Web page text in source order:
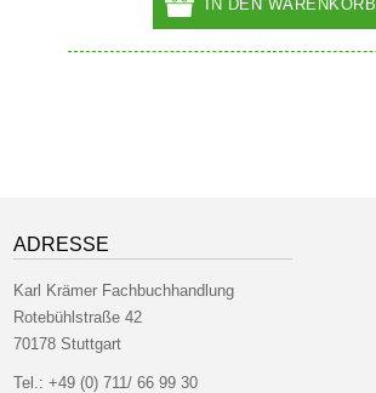
IN DEN WARENKORB
ADRESSE
Karl Krämer Fachbuchhandlung
Rotebühlstraße 42
70178 Stuttgart
Tel.:+49 (0) 711/ 66 99 30